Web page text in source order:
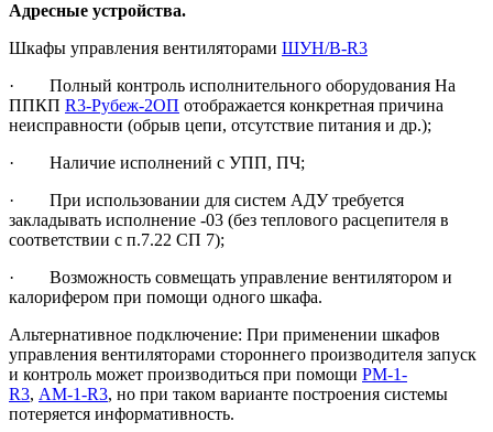
Адресные устройства.
Шкафы управления вентиляторами ШУН/В-R3
· Полный контроль исполнительного оборудования На
ППКП R3-Рубеж-2ОП отображается конкретная причина
неисправности (обрыв цепи, отсутствие питания и др.);
· Наличие исполнений с УПП, ПЧ;
· При использовании для систем АДУ требуется
закладывать исполнение -03 (без теплового расцепителя в
соответствии с п.7.22 СП 7);
· Возможность совмещать управление вентилятором и
калорифером при помощи одного шкафа.
Альтернативное подключение: При применении шкафов
управления вентиляторами стороннего производителя запуск
и контроль может производиться при помощи РМ-1-
R3, АМ-1-R3, но при таком варианте построения системы
потеряется информативность.